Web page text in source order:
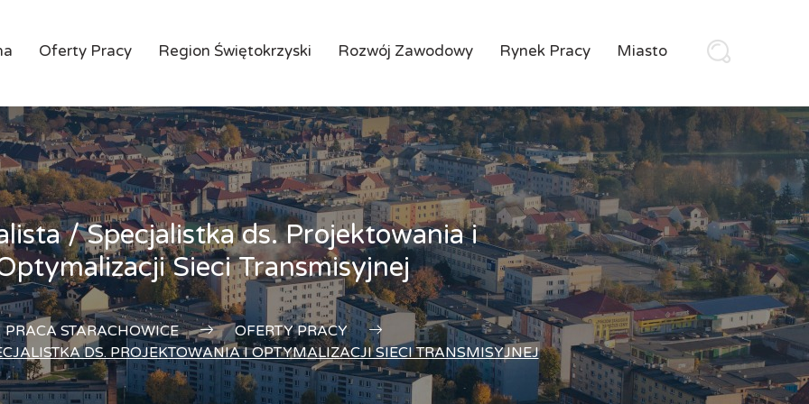
Oferty Pracy Region Świętokrzyski Rozwój Zawodowy Rynek Pracy Miasto
/ Specjalistka ds. Projektowania i
Sieci Transmisyjnej
PRACA STARACHOWICE
OFERTY PRACY
DS. PROJEKTOWANIA I OPTYMALIZACJI SIECI TRANSMISYJNEJ